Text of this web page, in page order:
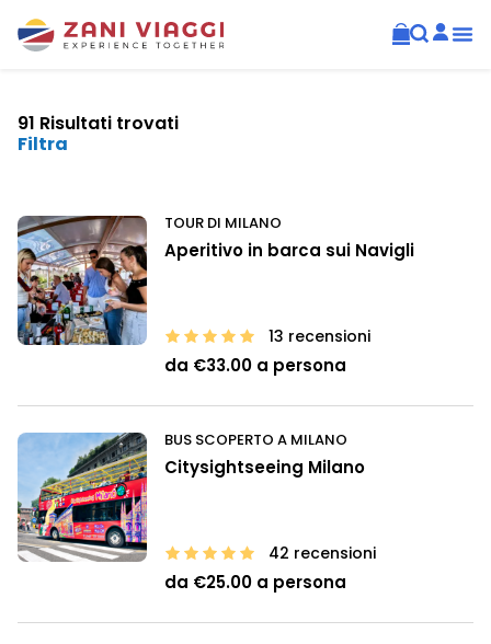
91 Risultati trovati
Filtra
TOUR DI MILANO
Aperitivo in barca sui Navigli
13 recensioni
da €33.00 a persona
BUS SCOPERTO A MILANO
Citysightseeing Milano
42 recensioni
da €25.00 a persona